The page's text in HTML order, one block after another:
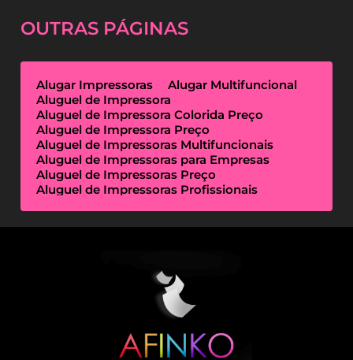
OUTRAS PÁGINAS
Alugar Impressoras
Alugar Multifuncional
Aluguel de Impressora
Aluguel de Impressora Colorida Preço
Aluguel de Impressora Preço
Aluguel de Impressoras Multifuncionais
Aluguel de Impressoras para Empresas
Aluguel de Impressoras Preço
Aluguel de Impressoras Profissionais
Empresas de Outsourcing de Impressão
Impressoras Multifuncionais Locação
Locação de Impressora
Locação de Impressoras Térmicas
Locação de Impressoras Valor